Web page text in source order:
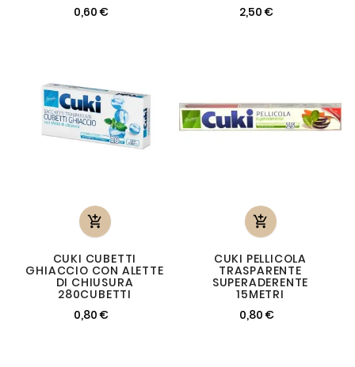
0,60 €
2,50 €

CUKI CUBETTI
GHIACCIO CON ALETTE
DI CHIUSURA
280CUBETTI
0,80 €

CUKI PELLICOLA
TRASPARENTE
SUPERADERENTE
15METRI
0,80 €